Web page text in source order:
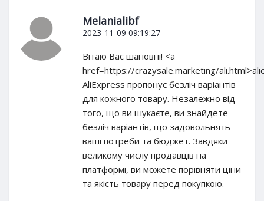
Melanialibf
2023-11-09 09:19:27
Вітаю Вас шановні! <a
href=https://crazysale.marketing/
AliExpress пропонує безліч варіантів
для кожного товару. Незалежно від
того, що ви шукаєте, ви знайдете
безліч варіантів, що задовольнять
ваші потреби та бюджет. Завдяки
великому числу продавців на
платформі, ви можете порівняти ціни
та якість товару перед покупкою.